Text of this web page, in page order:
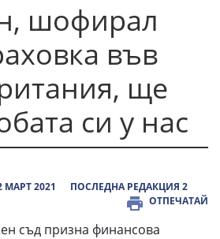
шофирал
във
ще
си у нас
2021
ПОСЛЕДНА РЕДАКЦИЯ 2
ОТПЕЧАТАЙ
съд призна финансова